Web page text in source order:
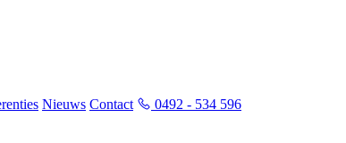
Nieuws Contact 0492 - 534 596